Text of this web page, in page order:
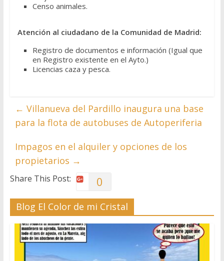
Censo animales.
Atención al ciudadano de la Comunidad de Madrid:
Registro de documentos e información (Igual que
en Registro existente en el Ayto.)
Licencias caza y pesca.
← Villanueva del Pardillo inaugura una base
para la flota de autobuses de Autoperiferia
Impagos en el alquiler y opciones de los
propietarios →
Share This Post: 0
Blog El Color de mi Cristal